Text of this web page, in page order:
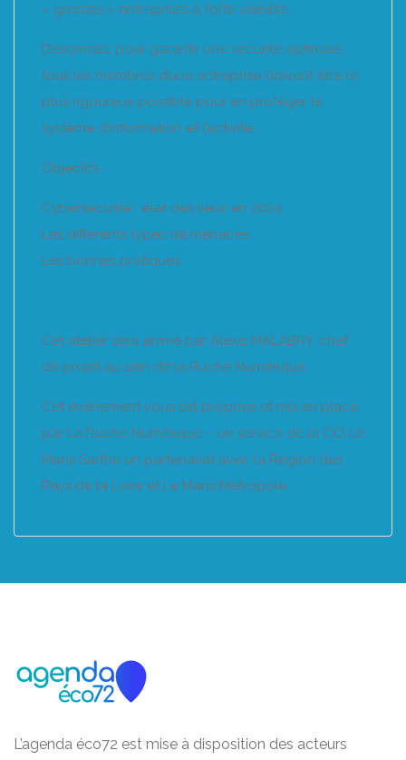
« grosses » entreprises à forte visibilité.
Désormais, pour garantir une sécurité optimale,
tous les membres d’une entreprise doivent être le
plus rigoureux possible pour en protéger le
système d’information et l’activité.
Objectifs :
Cybersécurité : état des lieux en 2024
Les différents types de menaces
Les bonnes pratiques
Cet atelier sera animé par Alexis MALABRY, chef
de projet au sein de la Ruche Numérique.
Cet évènement vous est proposé et mis en place
par La Ruche Numérique – un service de la CCI Le
Mans Sarthe en partenariat avec la Région des
Pays de la Loire et Le Mans Métropole.
L’agenda éco72 est mise à disposition des acteurs